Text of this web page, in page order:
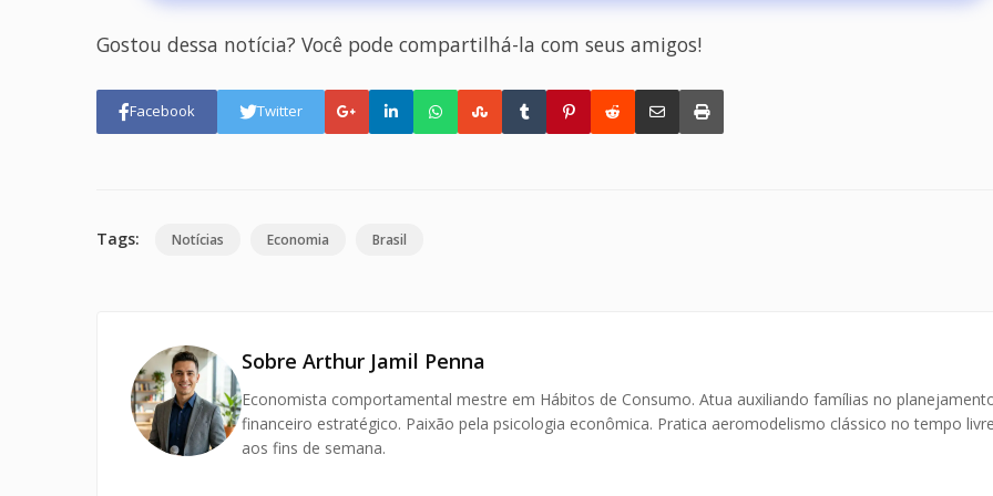
Gostou dessa notícia? Você pode compartilhá-la com seus amigos!
Facebook Twitter
Tags: Notícias Economia Brasil
Sobre Arthur Jamil Penna
Economista comportamental mestre em Hábitos de Consumo. Atua auxiliando famílias no
financeiro estratégico. Paixão pela psicologia econômica. Pratica aeromodelismo clássico no tempo
aos fins de semana.